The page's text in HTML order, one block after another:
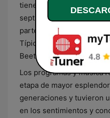
tiene más de 94 años.
septiembre de 1930, con
parte de Miguel Lerdo de
Típica de la Policía del
Beethoven.
Los programas y música
etapa de mayor
generaciones y tuvieron
en los sentimientos y